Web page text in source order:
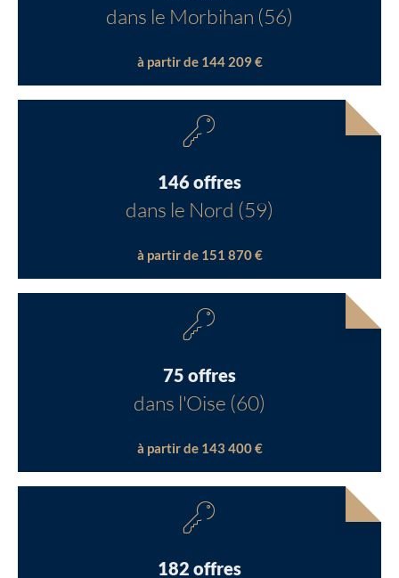
dans le Morbihan (56)
à partir de 144 209 €
146 offres
dans le Nord (59)
à partir de 151 870 €
75 offres
dans l'Oise (60)
à partir de 143 400 €
182 offres